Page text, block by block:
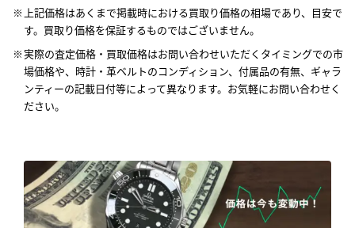
上記価格はあくまで掲載時における買取り価格の相場であり、目安で
す。買取り価格を保証するものではございません。
実際の査定価格・買取価格はお問い合わせいただくタイミングでの市
場価格や、時計・革ベルトのコンディション、付属品の有無、ギャラ
ンティーの記載日付等によって異なります。お気軽にお問い合わせく
ださい。